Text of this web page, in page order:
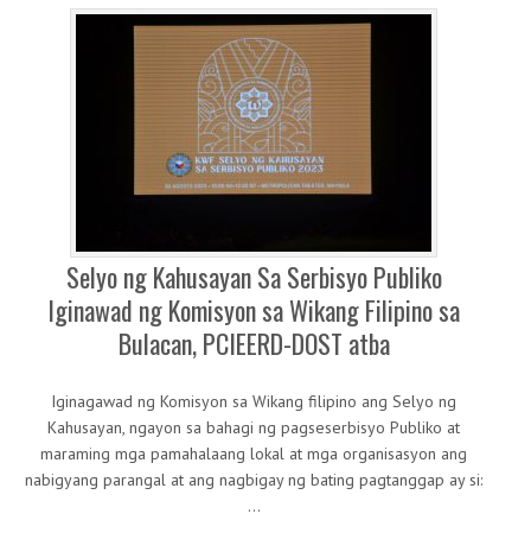
Selyo ng Kahusayan Sa Serbisyo Publiko
Iginawad ng Komisyon sa Wikang Filipino sa
Bulacan, PCIEERD-DOST atba
Iginagawad ng Komisyon sa Wikang filipino ang Selyo ng
Kahusayan, ngayon sa bahagi ng pagseserbisyo Publiko at
maraming mga pamahalaang lokal at mga organisasyon ang
nabigyang parangal at ang nagbigay ng bating pagtanggap ay si:
…